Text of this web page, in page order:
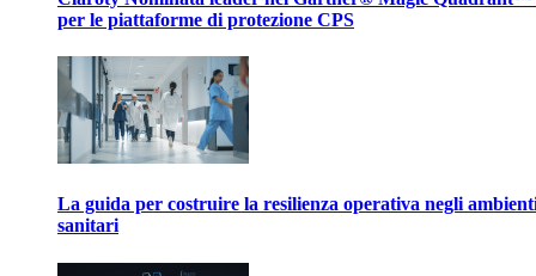
per le piattaforme di protezione CPS
La guida per costruire la resilienza operativa negli
sanitari